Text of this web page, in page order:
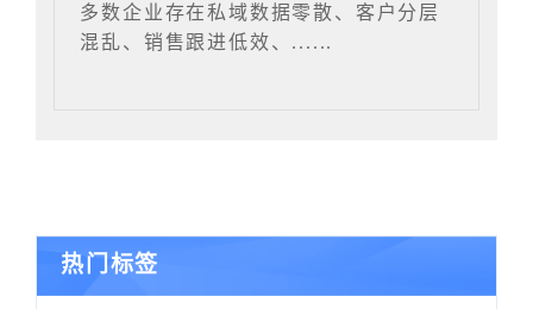
多数企业存在私域数据零散、客户分层
混乱、销售跟进低效、......
热门标签